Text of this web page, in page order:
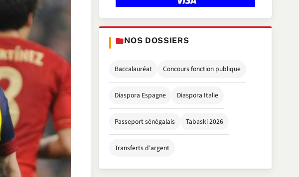
NOS DOSSIERS
Baccalauréat Concours fonction publique
Diaspora Espagne Diaspora Italie
Passeport sénégalais Tabaski 2026
Transferts d'argent